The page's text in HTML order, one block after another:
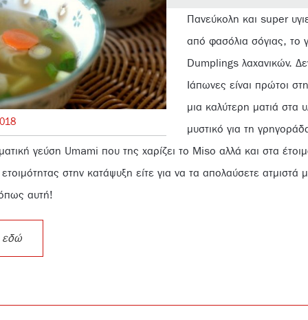
Πανεύκολη και super
από φασόλια σόγιας, το
Dumplings λαχανικών.
Ιάπωνες είναι πρώτοι
μια καλύτερη ματιά στα
μυστικό για τη
γεύση Umami που της χαρίζει το Miso αλλά και στα
στην κατάψυξη είτε για να τα απολαύσετε ατμιστά
αυτή!
εδώ